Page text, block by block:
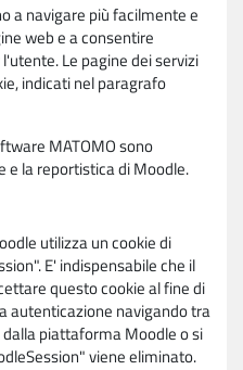
a navigare più facilmente e
web e a consentire
Le pagine dei servizi
indicati nel paragrafo
MATOMO sono
e la reportistica di Moodle.
utilizza un cookie di
E' indispensabile che il
questo cookie al fine di
autenticazione navigando tra
dalla piattaforma Moodle o si
viene eliminato.